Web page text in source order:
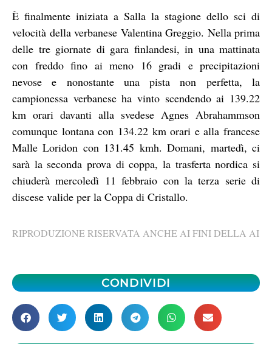
È finalmente iniziata a Salla la stagione dello sci di
velocità della verbanese Valentina Greggio. Nella prima
delle tre giornate di gara finlandesi, in una mattinata
con freddo fino ai meno 16 gradi e precipitazioni
nevose e nonostante una pista non perfetta, la
campionessa verbanese ha vinto scendendo ai 139.22
km orari davanti alla svedese Agnes Abrahammson
comunque lontana con 134.22 km orari e alla francese
Malle Loridon con 131.45 kmh. Domani, martedì, ci
sarà la seconda prova di coppa, la trasferta nordica si
chiuderà mercoledì 11 febbraio con la terza serie di
discese valide per la Coppa di Cristallo.
RIPRODUZIONE RISERVATA ANCHE AI FINI DELLA AI
CONDIVIDI